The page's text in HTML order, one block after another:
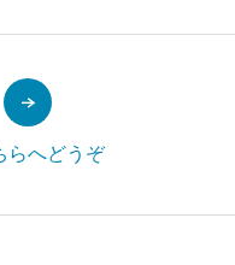
らへどうぞ